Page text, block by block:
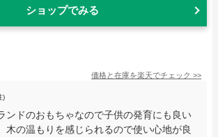
ショップでみる
価格と在庫を楽天でチェック >>
)
ンドのおもちゃなので子供の発育にも良い
木の温もりを感じられるので使い心地が良